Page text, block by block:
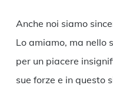
Anche noi siamo
Lo amiamo, ma nello
per un piacere
sue forze e in questo